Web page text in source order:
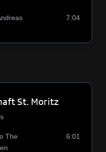
7:04
St. Moritz
The
6:01